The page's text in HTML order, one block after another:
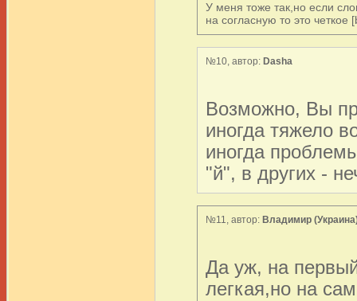
У меня тоже так,но если
на согласную то это
№10, автор: Dasha
Возможно, Вы
иногда тяжело
иногда
"й", в других -
№11, автор: Владимир
Да уж, на
легкая,но на